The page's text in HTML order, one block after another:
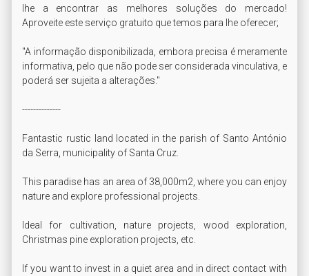
lhe a encontrar as melhores soluções do mercado!
Aproveite este serviço gratuito que temos para lhe oferecer;
"A informação disponibilizada, embora precisa é meramente
informativa, pelo que não pode ser considerada vinculativa, e
poderá ser sujeita a alterações."
--------------
Fantastic rustic land located in the parish of Santo António
da Serra, municipality of Santa Cruz.
This paradise has an area of 38,000m2, where you can enjoy
nature and explore professional projects.
Ideal for cultivation, nature projects, wood exploration,
Christmas pine exploration projects, etc.
If you want to invest in a quiet area and in direct contact with